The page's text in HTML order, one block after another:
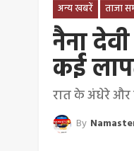
अन्य खबरें ताजा
नैना
कई
रात के अंधेरे और
By